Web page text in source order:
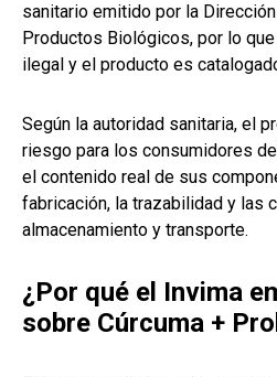
sanitario emitido por la
Productos Biológicos, por lo
ilegal y el producto es
Según la autoridad sanitaria, el
riesgo para los consumidores
el contenido real de sus
fabricación, la trazabilidad y las
almacenamiento y transporte.
¿Por qué el Invima
sobre Cúrcuma +